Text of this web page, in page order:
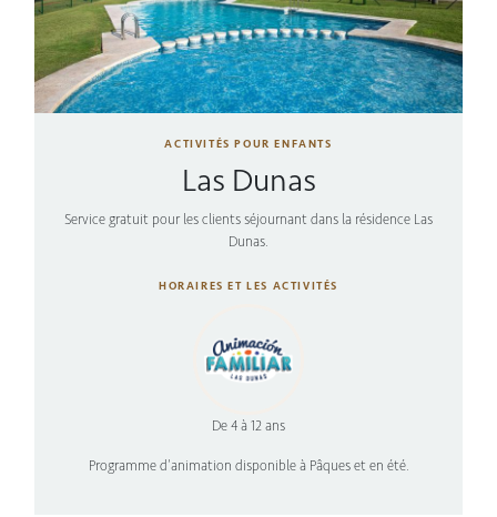
ACTIVITÉS POUR ENFANTS
Las Dunas
Service gratuit pour les clients séjournant dans la résidence Las
Dunas.
HORAIRES ET LES ACTIVITÉS
De 4 à 12 ans
Programme d’animation disponible à Pâques et en été.